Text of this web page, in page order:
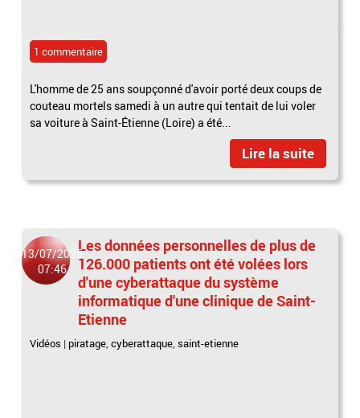
1 commentaire
L'homme de 25 ans soupçonné d'avoir porté deux coups de
couteau mortels samedi à un autre qui tentait de lui voler
sa voiture à Saint-Étienne (Loire) a été...
Lire la suite
13/07/2025
07:46
Les données personnelles de plus de
126.000 patients ont été volées lors
d'une cyberattaque du système
informatique d'une clinique de Saint-
Etienne
Vidéos | piratage,cyberattaque,saint-etienne